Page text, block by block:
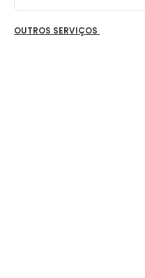
OUTROS SERVIÇOS